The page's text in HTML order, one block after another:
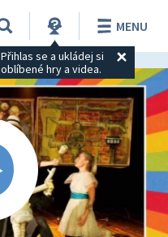
Přihlas se a ukládej si
oblíbené hry a videa.
MENU